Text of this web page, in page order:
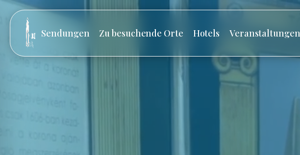
Sendungen Zu besuchende Orte Hotels Veranstaltungen